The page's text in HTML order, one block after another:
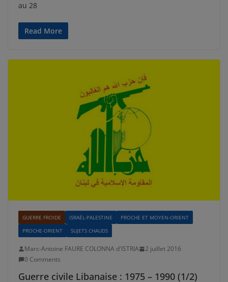
au 28
Read More
GUERRE FROIDE ISRAËL-PALESTINE
PROCHE ET MOYEN-ORIENT
PROCHE-ORIENT
SUJETS CHAUDS
Marc-Antoine FAURE COLONNA d'ISTRIA
2 juillet 2016
0 Comments
Guerre civile Libanaise : 1975 – 1990 (1/2)